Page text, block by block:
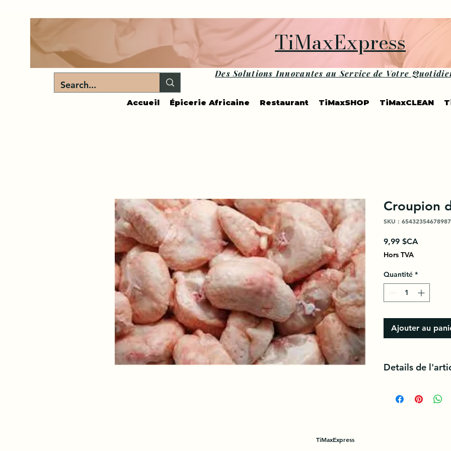
TiMaxExpress
Des Solutions Innovantes au Service de Votre
Accueil Épicerie Africaine Restaurant TiMaxSHOP TiMaxCLEAN
Croupion
SKU : 65432354678987
9,99 $CA
Hors TVA
Quantité *
Ajouter au
Details de
la queue de la
TiMaxExpress